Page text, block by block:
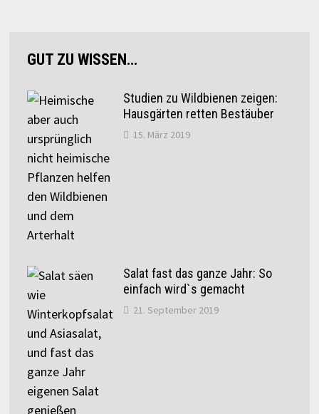
GUT ZU WISSEN…
Studien zu Wildbienen zeigen:
Hausgärten retten Bestäuber
15. März 2019
Salat fast das ganze Jahr: So
einfach wird`s gemacht
21. September 2019